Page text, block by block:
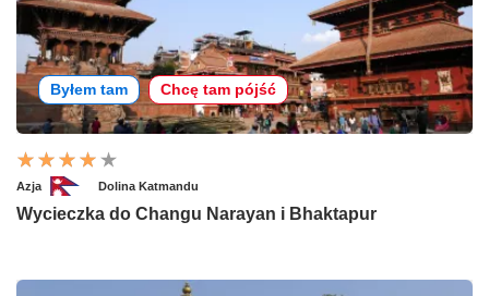
Byłem tam Chcę tam pójść
Azja Dolina Katmandu
Wycieczka do Changu Narayan i Bhaktapur